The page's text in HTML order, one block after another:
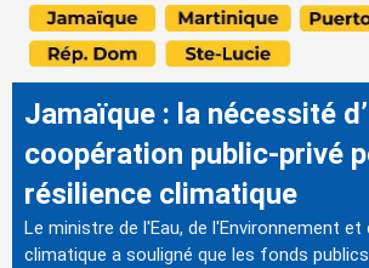
Jamaïque : la nécessité
coopération public-privé
résilience climatique
Le ministre de l'Eau, de l'Environnement et
climatique a souligné que les fonds